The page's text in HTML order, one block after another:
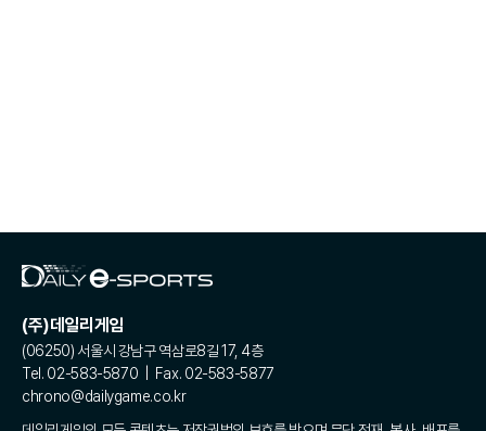
(주)데일리게임
(06250) 서울시 강남구 역삼로8길 17, 4층
Tel. 02-583-5870 | Fax. 02-583-5877
chrono@dailygame.co.kr